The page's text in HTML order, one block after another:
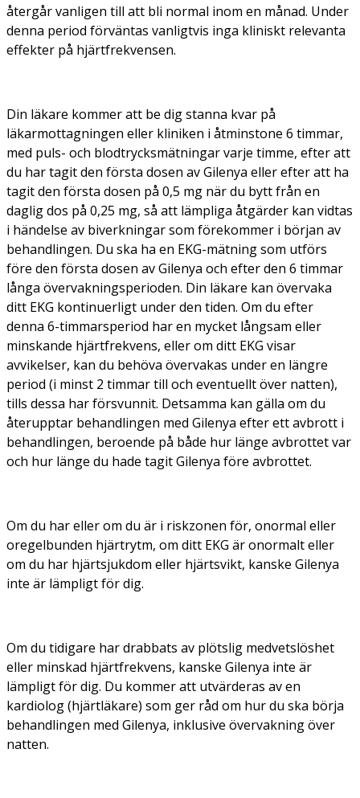
återgår vanligen till att bli normal inom en månad. Under
denna period förväntas vanligtvis inga kliniskt relevanta
effekter på hjärtfrekvensen.
Din läkare kommer att be dig stanna kvar på
läkarmottagningen eller kliniken i åtminstone 6 timmar,
med puls- och blodtrycksmätningar varje timme, efter att
du har tagit den första dosen av Gilenya eller efter att ha
tagit den första dosen på 0,5 mg när du bytt från en
daglig dos på 0,25 mg, så att lämpliga åtgärder kan vidtas
i händelse av biverkningar som förekommer i början av
behandlingen. Du ska ha en EKG-mätning som utförs
före den första dosen av Gilenya och efter den 6 timmar
långa övervakningsperioden. Din läkare kan övervaka
ditt EKG kontinuerligt under den tiden. Om du efter
denna 6-timmarsperiod har en mycket långsam eller
minskande hjärtfrekvens, eller om ditt EKG visar
avvikelser, kan du behöva övervakas under en längre
period (i minst 2 timmar till och eventuellt över natten),
tills dessa har försvunnit. Detsamma kan gälla om du
återupptar behandlingen med Gilenya efter ett avbrott i
behandlingen, beroende på både hur länge avbrottet var
och hur länge du hade tagit Gilenya före avbrottet.
Om du har eller om du är i riskzonen för, onormal eller
oregelbunden hjärtrytm, om ditt EKG är onormalt eller
om du har hjärtsjukdom eller hjärtsvikt, kanske Gilenya
inte är lämpligt för dig.
Om du tidigare har drabbats av plötslig medvetslöshet
eller minskad hjärtfrekvens, kanske Gilenya inte är
lämpligt för dig. Du kommer att utvärderas av en
kardiolog (hjärtläkare) som ger råd om hur du ska börja
behandlingen med Gilenya, inklusive övervakning över
natten.